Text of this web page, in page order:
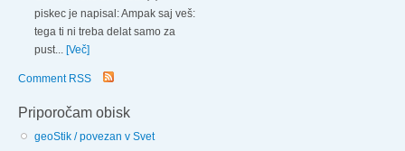
piskec je napisal: Ampak saj veš:
tega ti ni treba delat samo za
pust... [Več]
Comment RSS
Priporočam obisk
geoStik / povezan v Svet